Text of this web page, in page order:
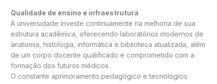
Qualidade de ensino e infraestrutura
A universidade investe continuamente na melhoria de sua
estrutura acadêmica, oferecendo laboratórios modernos de
anatomia, histologia, informática e biblioteca atualizada, além
de um corpo docente qualificado e comprometido com a
formação dos futuros médicos.
O constante aprimoramento pedagógico e tecnológico